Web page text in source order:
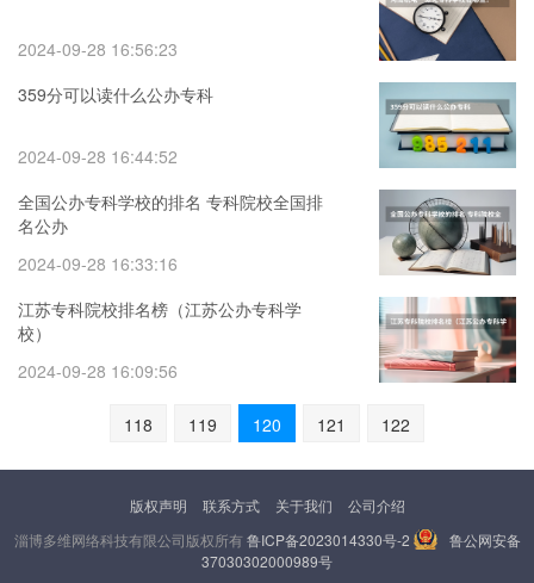
2024-09-28 16:56:23
359分可以读什么公办专科
2024-09-28 16:44:52
全国公办专科学校的排名 专科院校全国排
名公办
2024-09-28 16:33:16
江苏专科院校排名榜（江苏公办专科学
校）
2024-09-28 16:09:56
118 119 120 121 122
版权声明 联系方式 关于我们
公司介绍
淄博多维网络科技有限公司版权所有鲁ICP备2023014330号-2
鲁公网安备
37030302000989号